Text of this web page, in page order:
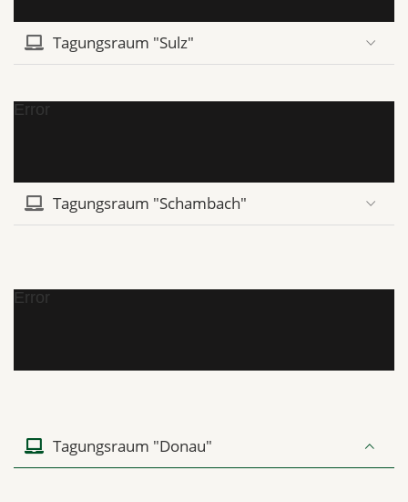
Tagungsraum "Sulz"
Error
Tagungsraum "Schambach"
Error
Tagungsraum "Donau"